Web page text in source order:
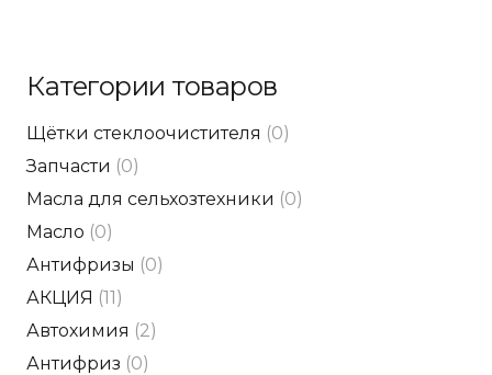
Категории товаров
Щётки стеклоочистителя (0)
Запчасти (0)
Масла для сельхозтехники (0)
Масло (0)
Антифризы (0)
АКЦИЯ (11)
Автохимия (2)
Антифриз (0)